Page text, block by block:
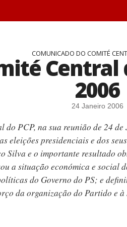
COMUNICADO DO COMITÉ
Central
2006
24 Janeiro 2006
do PCP, na sua reunião de 24
eleições presidenciais e dos
Silva e o importante resultado
a situação económica e social
do Governo do PS; e
da organização do Partido e